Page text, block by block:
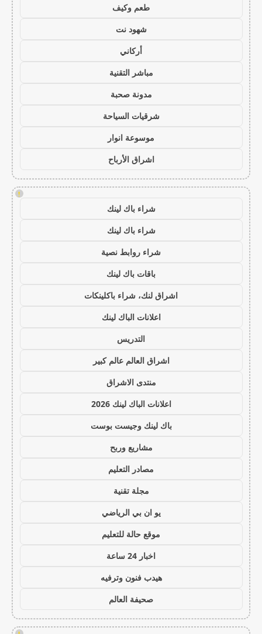
طعم وكيف
شهود نت
أركاني
مباشر التقنية
مدونة صحبة
شرقيات السياحة
موسوعة انوار
اشراق الأرباح
!
شراء باك لينك
شراء باك لينك
شراء روابط نصية
باقات باك لينك
اشراق لنك، شراء باكلينكات
اعلانات الباك لينك
التدريس
اشراق العالم عالم كبير
منتدى الاشراق
اعلانات الباك لينك 2026
باك لينك وجيست بوست
مشاريع وربح
مصادر التعليم
مجلة تقنية
يو ان بي الرياضي
موقع حالة للتعليم
اخبار 24 ساعة
هيدب فنون وترفيه
صحيفة العالم